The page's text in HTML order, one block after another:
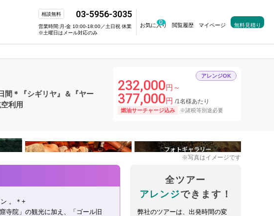
相談無料 03-5956-3035
営業時間: 月-金 10:00‐18:00／土日祝 休業
※土曜日はメール対応のみ
お気に入り
0 閲覧履歴 マイページ 無料見積り
＊『シギリヤ』＆『ヤー
利用
アレンジOK
232,000円～
377,000円 /1名様あたり
燃油サーチャージ込み ※諸税等別途必要
フォトギャラリー
※写真はイメージです
。＊+
寺院」の観光に加え、「ゴール旧
全ツアー
アレンジできます！
弊社のツアーは、出発時間の変